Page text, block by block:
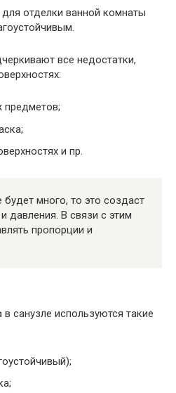
отделки ванной комнаты
все недостатки,
предметов;
и пр.
будет много, то это создаст
В связи с этим
пропорции и
санузле используются такие